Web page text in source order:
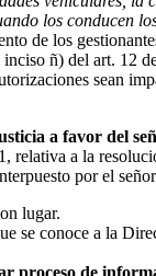
los conducen
de los
ñ) del art.
sean
a favor del
a la
por el
lugar.
se conoce a la
proceso de